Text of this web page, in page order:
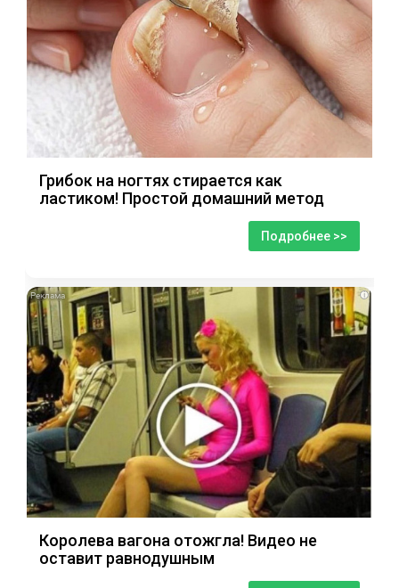
Грибок на ногтях стирается как
ластиком! Простой домашний метод
Подробнее >>
i
Королева вагона отожгла! Видео не
оставит равнодушным